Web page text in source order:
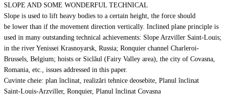
SLOPE AND SOME WONDERFUL TECHNICAL
Slope is used to lift heavy bodies to a certain height, the force should
be lower than if the movement direction vertically. Inclined plane principle is
used in many outstanding technical achievements: Slope Arzviller Saint-Louis;
in the river Yenissei Krasnoyarsk, Russia; Ronquier channel Charleroi-
Brussels, Belgium; hoists or Siclăul (Fairy Valley area), the city of Covasna,
Romania, etc., issues addressed in this paper.
Cuvinte cheie: plan înclinat, realizări tehnice deosebite, Planul înclinat
Saint-Louis-Arzviller, Ronquier, Planul înclinat Covasna